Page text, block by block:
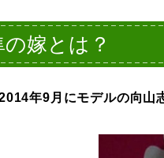
嫁とは？
年9月にモデルの向山